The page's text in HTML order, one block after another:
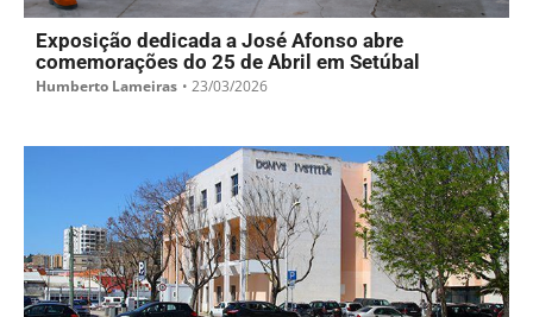
Exposição dedicada a José Afonso abre
comemorações do 25 de Abril em Setúbal
Humberto Lameiras • 23/03/2026